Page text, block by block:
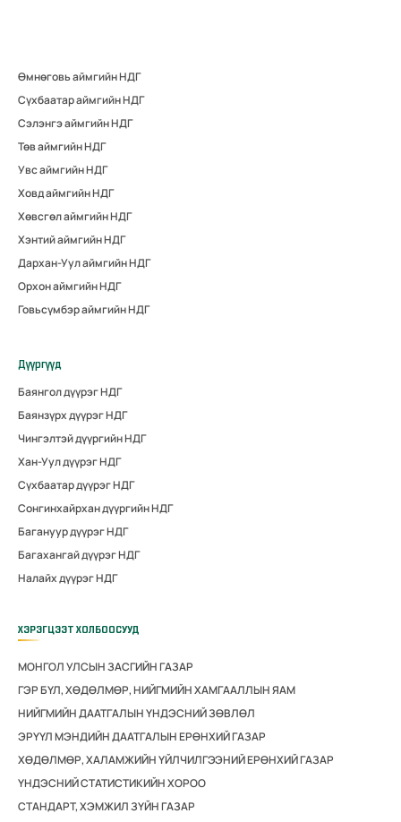
Өмнөговь аймгийн НДГ
Сүхбаатар аймгийн НДГ
Сэлэнгэ аймгийн НДГ
Төв аймгийн НДГ
Увс аймгийн НДГ
Ховд аймгийн НДГ
Хөвсгөл аймгийн НДГ
Хэнтий аймгийн НДГ
Дархан-Уул аймгийн НДГ
Орхон аймгийн НДГ
Говьсүмбэр аймгийн НДГ
Дүүргүүд
Баянгол дүүрэг НДГ
Баянзүрх дүүрэг НДГ
Чингэлтэй дүүргийн НДГ
Хан-Уул дүүрэг НДГ
Сүхбаатар дүүрэг НДГ
Сонгинхайрхан дүүргийн НДГ
Багануур дүүрэг НДГ
Багахангай дүүрэг НДГ
Налайх дүүрэг НДГ
ХЭРЭГЦЭЭТ ХОЛБООСУУД
МОНГОЛ УЛСЫН ЗАСГИЙН ГАЗАР
ГЭР БҮЛ, ХӨДӨЛМӨР, НИЙГМИЙН ХАМГААЛЛЫН ЯАМ
НИЙГМИЙН ДААТГАЛЫН ҮНДЭСНИЙ ЗӨВЛӨЛ
ЭРҮҮЛ МЭНДИЙН ДААТГАЛЫН ЕРӨНХИЙ ГАЗАР
ХӨДӨЛМӨР, ХАЛАМЖИЙН ҮЙЛЧИЛГЭЭНИЙ ЕРӨНХИЙ ГАЗАР
ҮНДЭСНИЙ СТАТИСТИКИЙН ХОРОО
СТАНДАРТ, ХЭМЖИЛ ЗҮЙН ГАЗАР